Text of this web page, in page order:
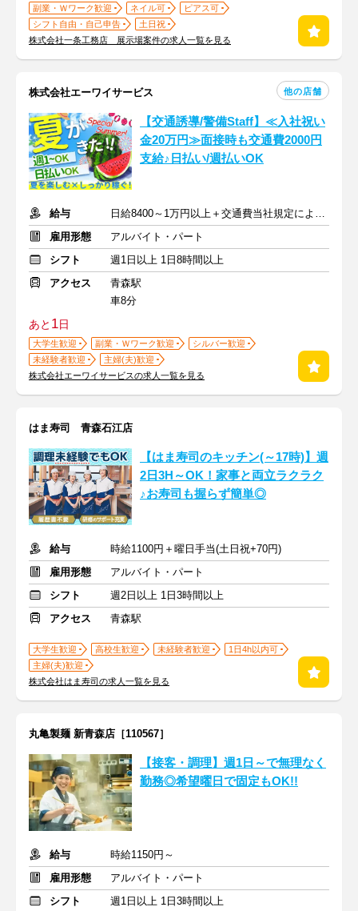
副業・Ｗワーク歓迎 ネイル可
ピアス可
シフト自由・自己申告
土日祝
株式会社一条工務店 展示場案件の求人一覧を見る
株式会社エーワイサービス 他の店舗
【交通誘導/警備Staff】≪入社祝い
金20万円≫面接時も交通費2000円
支給♪日払い/週払いOK
給与
日給8400～1万円以上＋交通費当社規定により支給
雇用形態
アルバイト・パート
シフト
週1日以上 1日8時間以上
アクセス
青森駅
車8分
あと 1日
大学生歓迎 副業・Ｗワーク歓迎
シルバー歓迎
未経験者歓迎
主婦(夫)歓迎
株式会社エーワイサービスの求人一覧を見る
はま寿司 青森石江店
【はま寿司のキッチン(～17時)】週
2日3H～OK！家事と両立ラクラク
♪お寿司も握らず簡単◎
給与
時給1100円＋曜日手当(土日祝+70円)
雇用形態
アルバイト・パート
シフト
週2日以上 1日3時間以上
アクセス
青森駅
大学生歓迎 高校生歓迎 未経験者歓迎
1日4h以内可
主婦(夫)歓迎
株式会社はま寿司の求人一覧を見る
丸亀製麺 新青森店［110567］
【接客・調理】週1日～で無理なく
勤務◎希望曜日で固定もOK!!
給与
時給1150円～
雇用形態
アルバイト・パート
シフト
週1日以上 1日3時間以上